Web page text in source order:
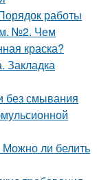
работы
№2. Чем
краска?
Закладка
без смывания
Можно ли белить